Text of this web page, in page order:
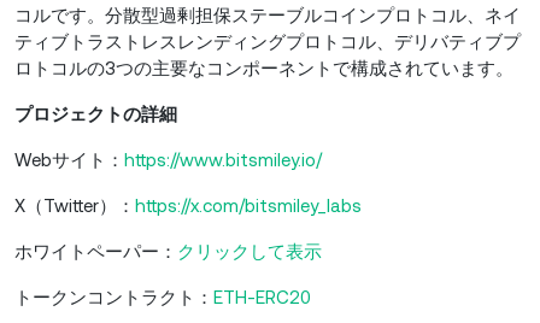
コルです。分散型過剰担保ステーブルコインプロトコル、ネイ
ティブトラストレスレンディングプロトコル、デリバティブプ
ロトコルの3つの主要なコンポーネントで構成されています。
プロジェクトの詳細
Webサイト： https://www.bitsmiley.io/
X（Twitter）： https://x.com/bitsmiley_labs
ホワイトペーパー： クリックして表示
トークンコントラクト： ETH-ERC20